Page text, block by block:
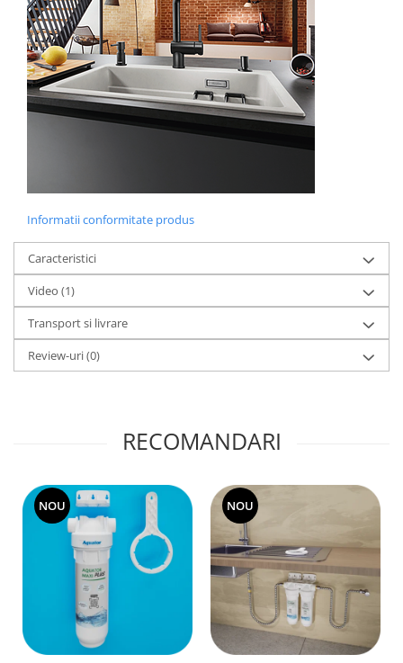
Informatii conformitate produs
Caracteristici
Video (1)
Transport si livrare
Review-uri(0)
RECOMANDARI
NOU NOU